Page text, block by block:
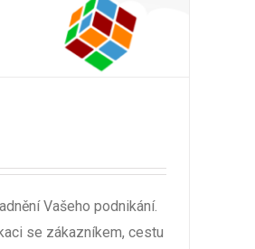
Vašeho podnikání.
se zákazníkem, cestu